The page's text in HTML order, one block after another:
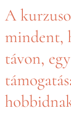
A
mindent,
távon,